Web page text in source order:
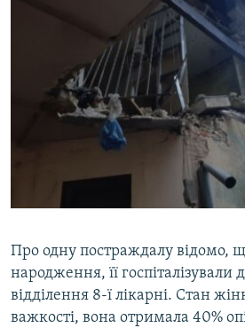
Про одну постраждалу відомо,
народження, її госпіталізували
відділення 8-ї лікарні. Стан
важкості, вона отримала 40%